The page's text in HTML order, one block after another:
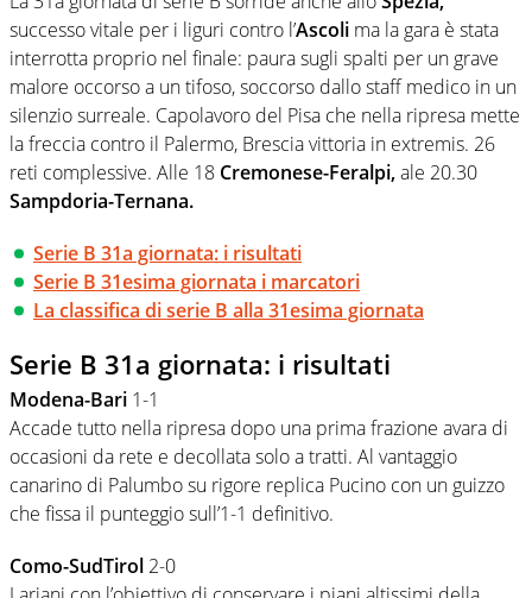
successo vitale per i liguri contro l’Ascoli ma la gara è stata
interrotta proprio nel finale: paura sugli spalti per un grave
malore occorso a un tifoso, soccorso dallo staff medico in un
silenzio surreale. Capolavoro del Pisa che nella ripresa mette
la freccia contro il Palermo, Brescia vittoria in extremis. 26
reti complessive. Alle 18 Cremonese-Feralpi,ale 20.30
Sampdoria-Ternana.
Serie B 31a giornata: i risultati
Serie B 31esima giornata i marcatori
La classifica di serie B alla 31esima giornata
Serie B 31a giornata: i risultati
Modena-Bari 1-1
Accade tutto nella ripresa dopo una prima frazione avara di
occasioni da rete e decollata solo a tratti. Al vantaggio
canarino di Palumbo su rigore replica Pucino con un guizzo
che fissa il punteggio sull’1-1 definitivo.
Como-SudTirol 2-0